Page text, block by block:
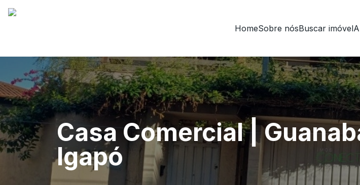
HomeSobre nósBuscar imóvel
Casa Comercial |
Igapó